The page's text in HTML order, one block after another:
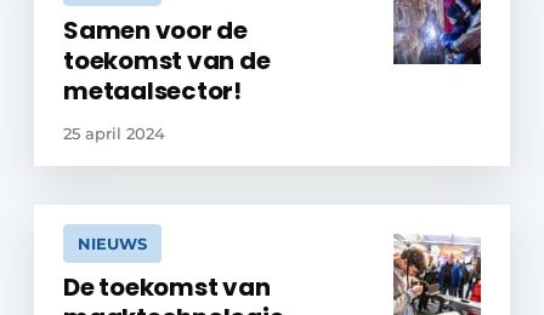
Samen voor de
toekomst van de
metaalsector!
25 april 2024
NIEUWS
De toekomst van